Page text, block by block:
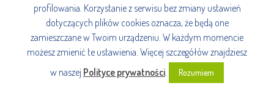
profilowania. Korzystanie z serwisu bez zmiany ustawień
dotyczących plików cookies oznacza, że będą one
zamieszczane w Twoim urządzeniu. W każdym momencie
możesz zmienić te ustawienia. Więcej szczegółów znajdziesz
w naszej Polityce prywatności. Rozumiem